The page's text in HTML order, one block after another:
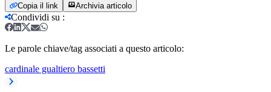
Copia il link Archivia articolo
Condividi su :
Le parole chiave/tag associati a questo articolo:
cardinale gualtiero bassetti